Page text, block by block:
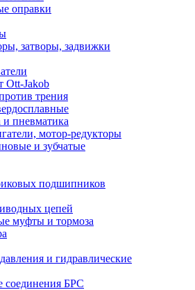
оправки
затворы, задвижки
Ott-Jakob
трения
и пневматика
мотор-редукторы
и зубчатые
подшипников
цепей
муфты и тормоза
и гидравлические
соединения БРС